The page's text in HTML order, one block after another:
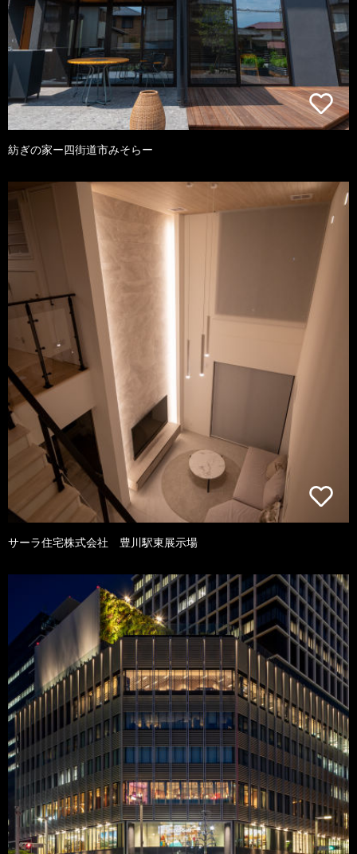
紡ぎの家ー四街道市みそらー
サーラ住宅株式会社 豊川駅東展示場